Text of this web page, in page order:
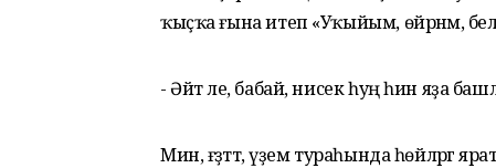
ҡыҫҡа ғына итеп «Уҡыйым, өйрәнәм,
- Әйт әле, бабай, нисек һуң һин яҙа
Мин, ғәҙәттә, үҙем тураһында һөйләргә